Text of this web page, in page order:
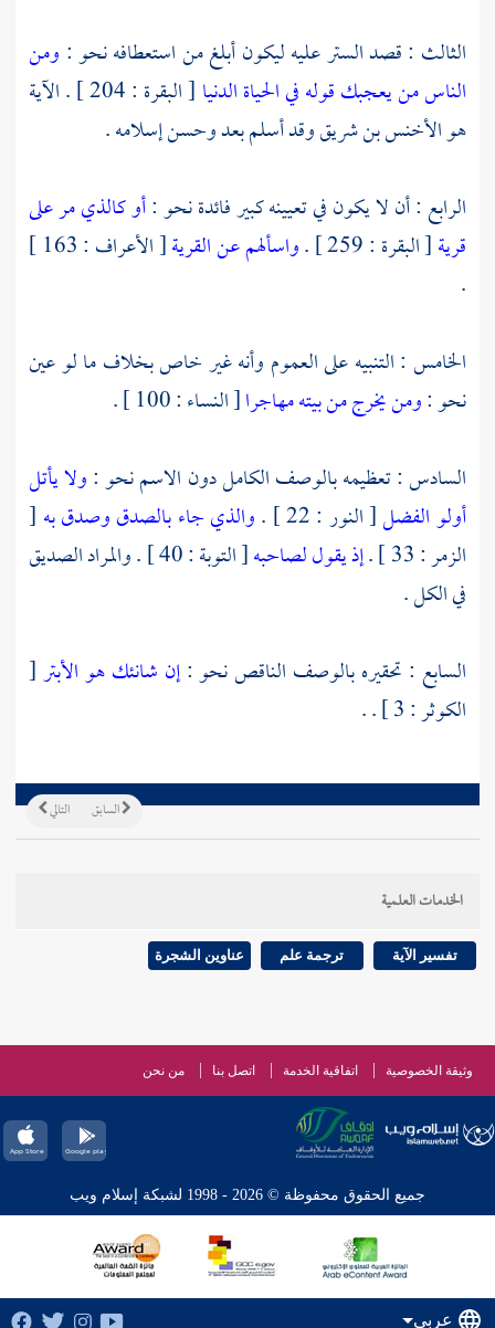
الثالث : قصد الستر عليه ليكون أبلغ من استعطافه نحو : ومن
الناس من يعجبك قوله في الحياة الدنيا
[ البقرة : 204 ] . الآية
هوالأخنس بن شريقوقد أسلم بعد وحسن إسلامه .
الرابع : أن لا يكون في تعيينه كبير فائدة نحو :أو كالذي مر على
قرية[ البقرة : 259 ] . واسألهم عن القرية
[ الأعراف : 163 ]
.
الخامس : التنبيه على العموم وأنه غير خاص بخلاف ما لو عين
نحو :ومن يخرج من بيته مهاجرا[ النساء : 100 ] .
السادس : تعظيمه بالوصف الكامل دون الاسم نحو :ولا يأتل
أولو الفضل[ النور : 22 ] . والذي جاء بالصدق وصدق به [
الزمر : 33 ] .
إذ يقول لصاحبه
[ التوبة : 40 ] . والمراد الصديق
في الكل .
السابع : تحقيره بالوصف الناقص نحو :إن شانئك هو الأبتر[
الكوثر : 3 ] . .
التالي السابق
الخدمات العلمية
تفسير الآية ترجمة علم عناوين الشجرة
وثيقة الخصوصية اتفاقية الخدمة اتصل بنا من نحن
جميع الحقوق محفوظة © 2026 - 1998 لشبكة إسلام ويب
عربي